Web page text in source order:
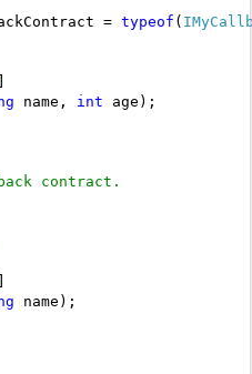
= typeof (
name, int age);
contract.
name);